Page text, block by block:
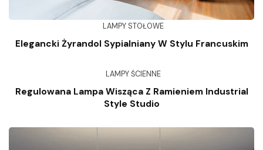
LAMPY STOŁOWE
Elegancki Żyrandol Sypialniany W Stylu Francuskim
LAMPY ŚCIENNE
Regulowana Lampa Wisząca Z Ramieniem Industrial
Style Studio